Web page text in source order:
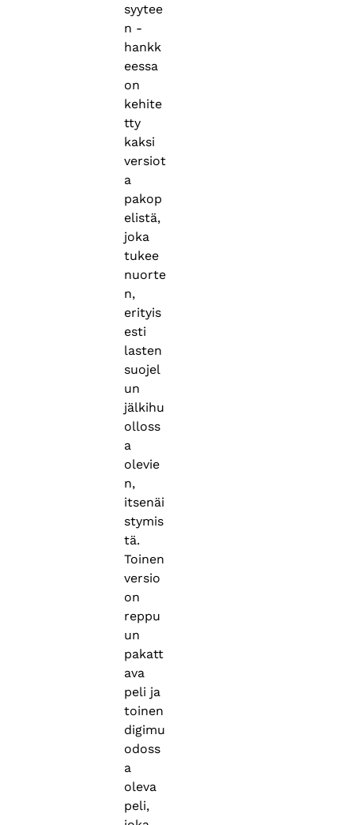
syytee
n -
hankk
eessa
on
kehite
tty
kaksi
versiot
a
pakop
elistä,
joka
tukee
nuorte
n,
erityis
esti
lasten
suojel
un
jälkihu
olloss
a
olevie
n,
itsenäi
stymis
tä.
Toinen
versio
on
reppu
un
pakatt
ava
peli ja
toinen
digimu
odoss
a
oleva
peli,